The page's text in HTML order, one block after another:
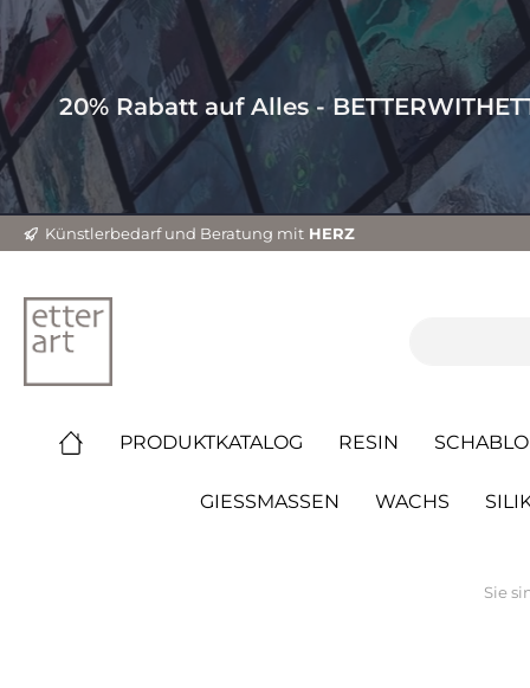
20% Rabatt auf Alles -
Künstlerbedarf und Beratung mit HERZ
PRODUKTKATALOG RESIN
GIESSMASSEN WACHS
Sie